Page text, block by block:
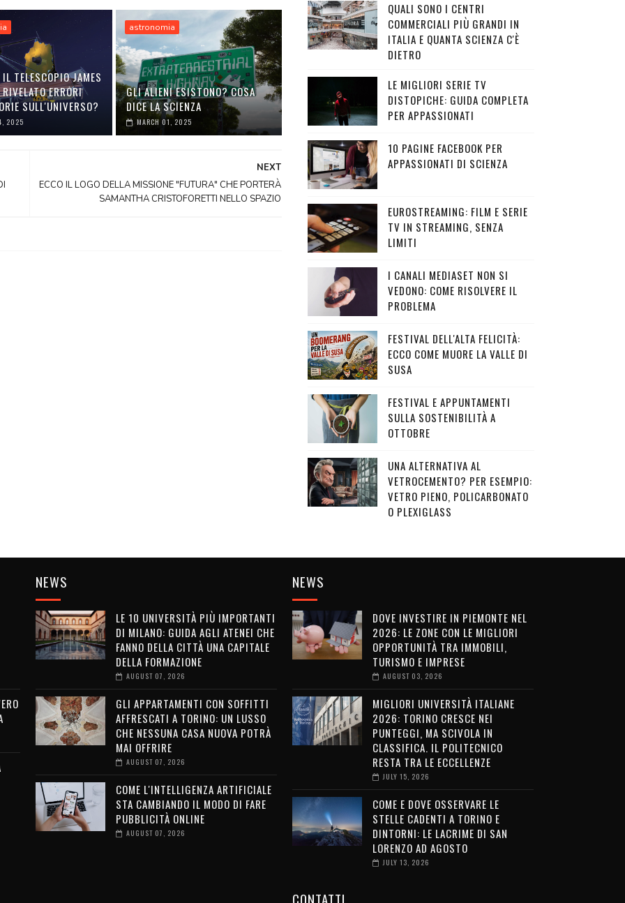
IL TELESCOPIO JAMES
ERRORI
SULL'UNIVERSO?
2025
astronomia
GLI ALIENI ESISTONO? COSA
DICE LA SCIENZA
MARCH 01, 2025
NEXT
ECCO IL LOGO DELLA MISSIONE "FUTURA" CHE PORTERÀ
SAMANTHA CRISTOFORETTI NELLO SPAZIO
QUALI SONO I CENTRI
COMMERCIALI PIÙ GRANDI IN
ITALIA E QUANTA SCIENZA C'È
DIETRO
LE MIGLIORI SERIE TV
DISTOPICHE: GUIDA COMPLETA
PER APPASSIONATI
10 PAGINE FACEBOOK PER
APPASSIONATI DI SCIENZA
EUROSTREAMING: FILM E SERIE
TV IN STREAMING, SENZA
LIMITI
I CANALI MEDIASET NON SI
VEDONO: COME RISOLVERE IL
PROBLEMA
FESTIVAL DELL'ALTA FELICITÀ:
ECCO COME MUORE LA VALLE DI
SUSA
FESTIVAL E APPUNTAMENTI
SULLA SOSTENIBILITÀ A
OTTOBRE
UNA ALTERNATIVA AL
VETROCEMENTO? PER ESEMPIO:
VETRO PIENO, POLICARBONATO
O PLEXIGLASS
NEWS
LE 10 UNIVERSITÀ PIÙ IMPORTANTI
DI MILANO: GUIDA AGLI ATENEI CHE
FANNO DELLA CITTÀ UNA CAPITALE
DELLA FORMAZIONE
AUGUST 07, 2026
GLI APPARTAMENTI CON SOFFITTI
AFFRESCATI A TORINO: UN LUSSO
CHE NESSUNA CASA NUOVA POTRÀ
MAI OFFRIRE
AUGUST 07, 2026
COME L'INTELLIGENZA ARTIFICIALE
STA CAMBIANDO IL MODO DI FARE
PUBBLICITÀ ONLINE
AUGUST 07, 2026
NEWS
DOVE INVESTIRE IN PIEMONTE NEL
2026: LE ZONE CON LE MIGLIORI
OPPORTUNITÀ TRA IMMOBILI,
TURISMO E IMPRESE
AUGUST 03, 2026
MIGLIORI UNIVERSITÀ ITALIANE
2026: TORINO CRESCE NEI
PUNTEGGI, MA SCIVOLA IN
CLASSIFICA. IL POLITECNICO
RESTA TRA LE ECCELLENZE
JULY 15, 2026
COME E DOVE OSSERVARE LE
STELLE CADENTI A TORINO E
DINTORNI: LE LACRIME DI SAN
LORENZO AD AGOSTO
JULY 13, 2026
CONTATTI